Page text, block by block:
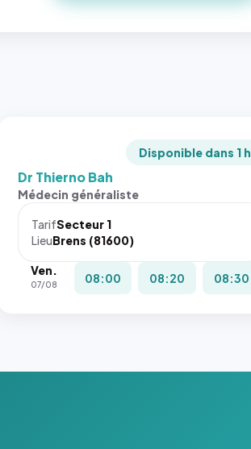
Disponible dans 1 h
Dr Thierno Bah
Médecin généraliste
TarifSecteur 1
LieuBrens (81600)
Ven.
07/08 08:00 08:20 08:30